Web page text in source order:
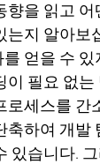
향을 읽고 어
는지 알아보
얻을 수
이 필요 없는
로세스를 간
축하여 개발
있습니다.